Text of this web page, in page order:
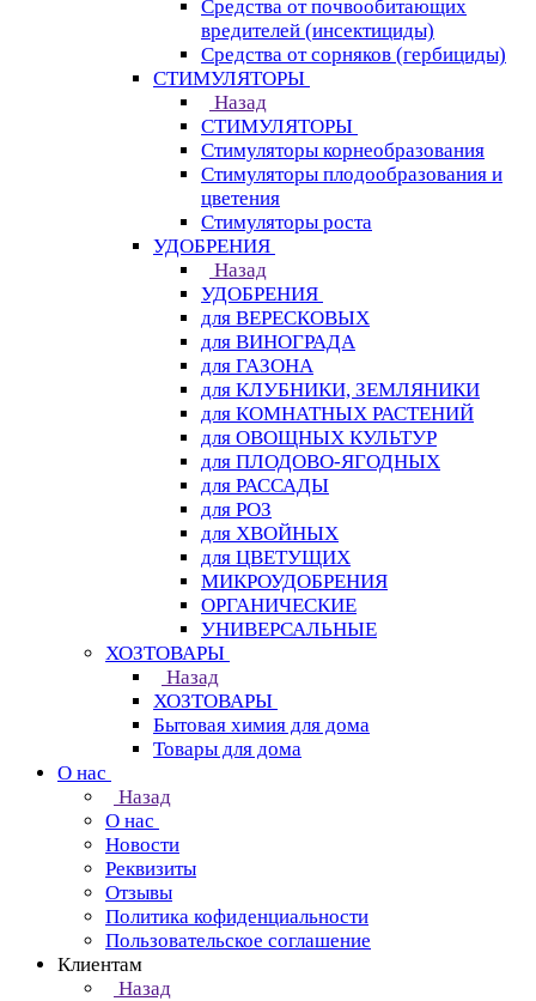
Средства от почвообитающих
вредителей (инсектициды)
Средства от сорняков (гербициды)
СТИМУЛЯТОРЫ
Назад
СТИМУЛЯТОРЫ
Стимуляторы корнеобразования
Стимуляторы плодообразования и
цветения
Стимуляторы роста
УДОБРЕНИЯ
Назад
УДОБРЕНИЯ
для ВЕРЕСКОВЫХ
для ВИНОГРАДА
для ГАЗОНА
для КЛУБНИКИ, ЗЕМЛЯНИКИ
для КОМНАТНЫХ РАСТЕНИЙ
для ОВОЩНЫХ КУЛЬТУР
для ПЛОДОВО-ЯГОДНЫХ
для РАССАДЫ
для РОЗ
для ХВОЙНЫХ
для ЦВЕТУЩИХ
МИКРОУДОБРЕНИЯ
ОРГАНИЧЕСКИЕ
УНИВЕРСАЛЬНЫЕ
ХОЗТОВАРЫ
Назад
ХОЗТОВАРЫ
Бытовая химия для дома
Товары для дома
О нас
Назад
О нас
Новости
Реквизиты
Отзывы
Политика кофиденциальности
Пользовательское соглашение
Клиентам
Назад